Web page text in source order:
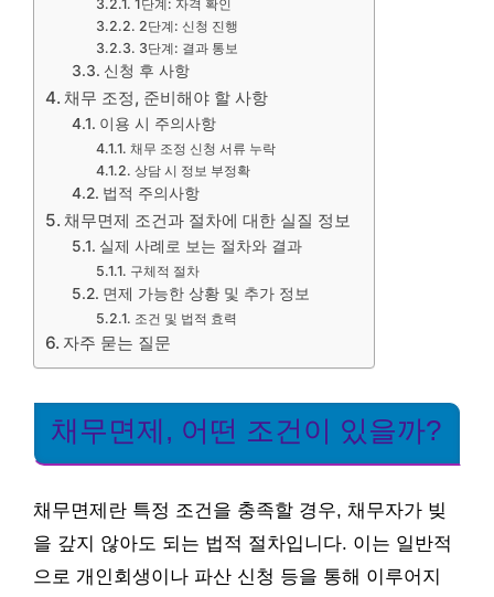
1단계: 자격 확인
2단계: 신청 진행
3단계: 결과 통보
신청 후 사항
채무 조정, 준비해야 할 사항
이용 시 주의사항
채무 조정 신청 서류 누락
상담 시 정보 부정확
법적 주의사항
채무면제 조건과 절차에 대한 실질 정보
실제 사례로 보는 절차와 결과
구체적 절차
면제 가능한 상황 및 추가 정보
조건 및 법적 효력
자주 묻는 질문
채무면제, 어떤 조건이 있을까?
채무면제란 특정 조건을 충족할 경우, 채무자가 빚
을 갚지 않아도 되는 법적 절차입니다. 이는 일반적
으로 개인회생이나 파산 신청 등을 통해 이루어지